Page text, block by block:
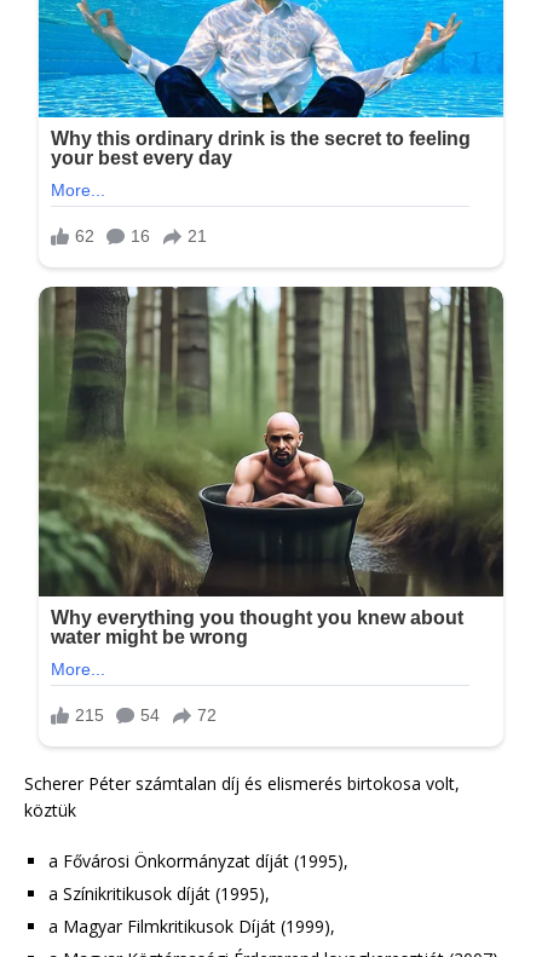
Scherer Péter számtalan díj és elismerés birtokosa volt,
köztük
a Fővárosi Önkormányzat díját (1995),
a Színikritikusok díját (1995),
a Magyar Filmkritikusok Díját (1999),